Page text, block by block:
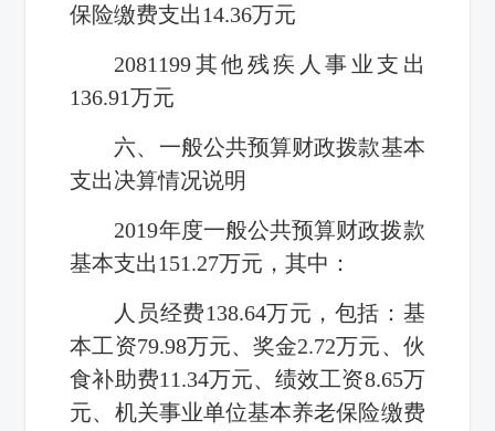
保险缴费支出14.36万元
2081199其他残疾人事业支出
136.91万元
六、一般公共预算财政拨款基本
支出决算情况说明
2019年度一般公共预算财政拨款
基本支出151.27万元，其中：
人员经费138.64万元，包括：基
本工资79.98万元、奖金2.72万元、伙
食补助费11.34万元、绩效工资8.65万
元、机关事业单位基本养老保险缴费